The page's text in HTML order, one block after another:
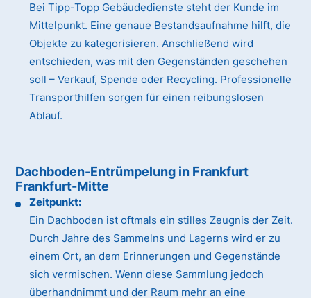
Bei Tipp-Topp Gebäudedienste steht der Kunde im
Mittelpunkt. Eine genaue Bestandsaufnahme hilft, die
Objekte zu kategorisieren. Anschließend wird
entschieden, was mit den Gegenständen geschehen
soll – Verkauf, Spende oder Recycling. Professionelle
Transporthilfen sorgen für einen reibungslosen
Ablauf.
Dachboden-Entrümpelung in Frankfurt
Frankfurt-Mitte
Zeitpunkt:
Ein Dachboden ist oftmals ein stilles Zeugnis der Zeit.
Durch Jahre des Sammelns und Lagerns wird er zu
einem Ort, an dem Erinnerungen und Gegenstände
sich vermischen. Wenn diese Sammlung jedoch
überhandnimmt und der Raum mehr an eine